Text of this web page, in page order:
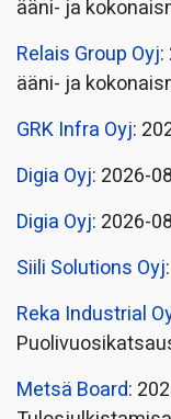
ääni- ja
Relais Group Oyj:
ääni- ja
GRK Infra Oyj:
Digia Oyj: 2026-
Digia Oyj: 2026-
Siili Solutions Oyj
Reka Industrial
Metsä Board: